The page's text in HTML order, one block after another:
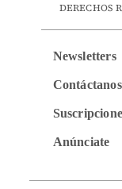
DERECHOS
Newsletters
Contáctanos
Anúnciate